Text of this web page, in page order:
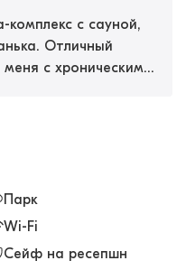
комплекс с сауной,
Отличный
с хроническим
очень красивое
как младенцы.
Парк
Wi-Fi
Сейф на ресепшн